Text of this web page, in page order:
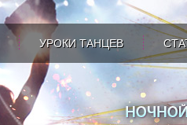
УРОКИ ТАНЦЕВ